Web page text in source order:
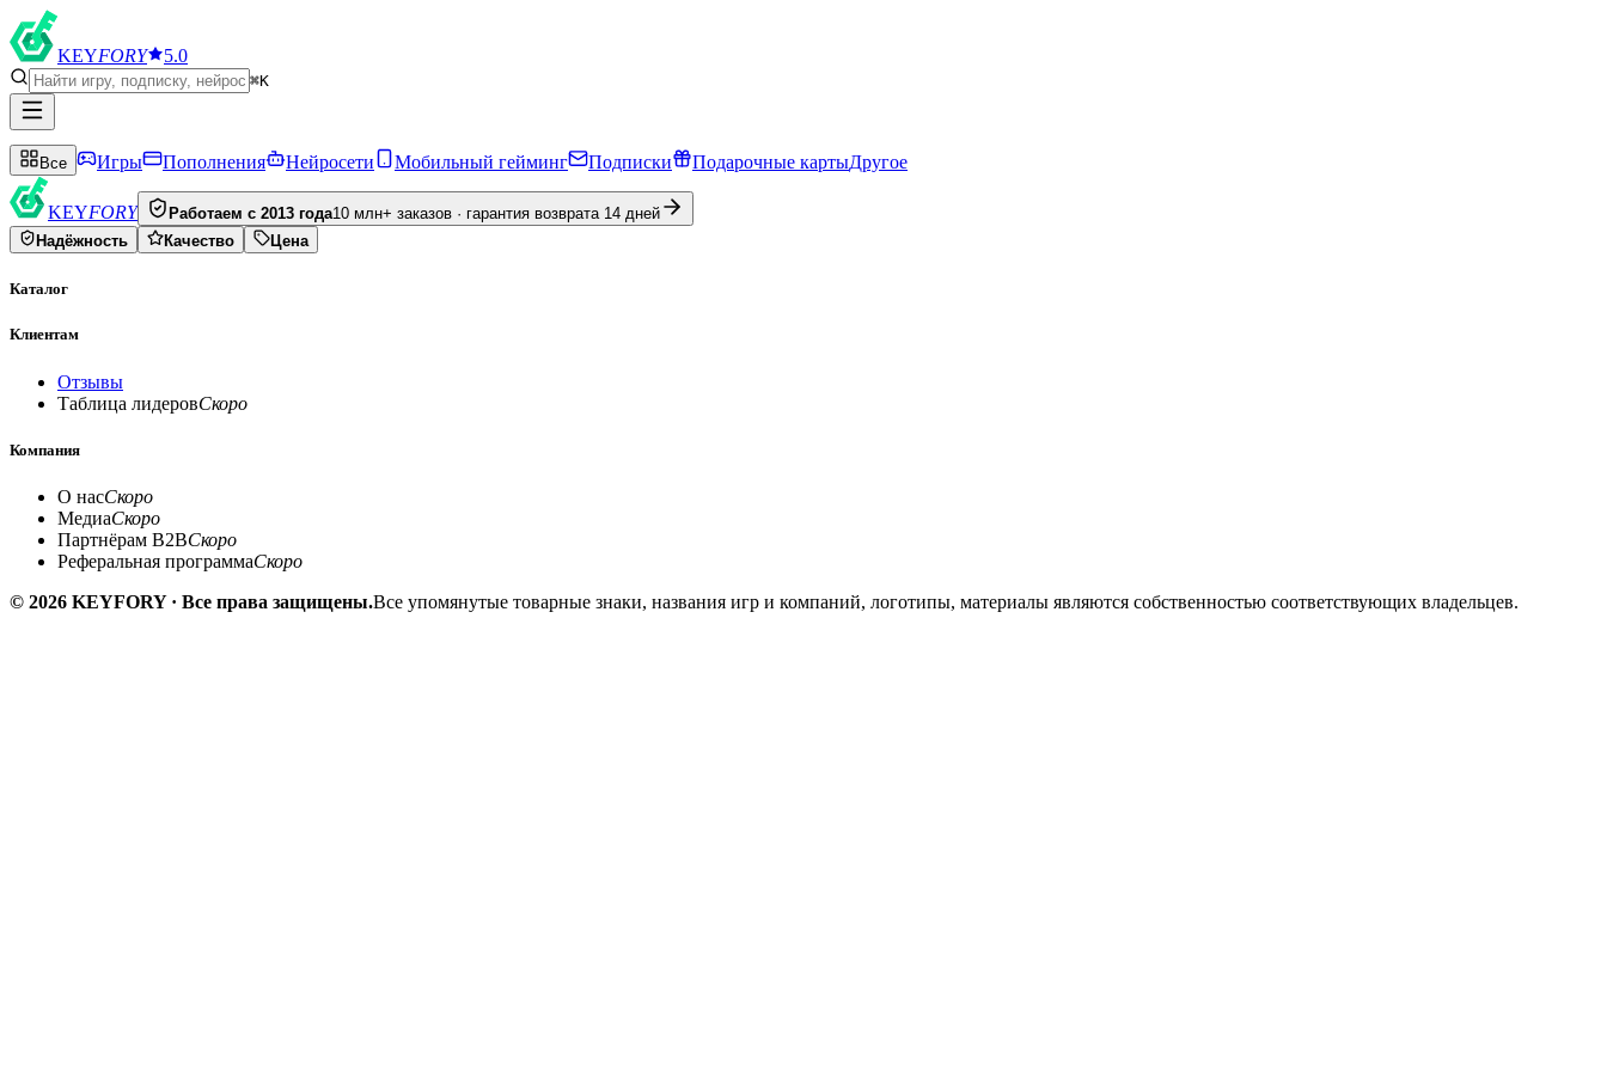
KEYFORY 5.0
⌘K
Все Игры Пополнения Нейросети Мобильный гейминг Подписки Подарочные картыДругое
KEYFORY Работаем с 2013 года10 млн+ заказов · гарантия возврата 14 дней
Надёжность
Качество Цена
Каталог
Клиентам
Отзывы
Таблица лидеровСкоро
Компания
О насСкоро
МедиаСкоро
Партнёрам B2BСкоро
Реферальная программаСкоро
© 2026 KEYFORY · Все права защищены.Все упомянутые товарные знаки, названия игр и компаний, логотипы, материалы являются собственностью соответствующих владельцев.